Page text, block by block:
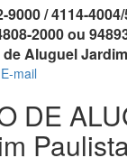
9000 / 4114-
2000 ou
Aluguel
mail
DE